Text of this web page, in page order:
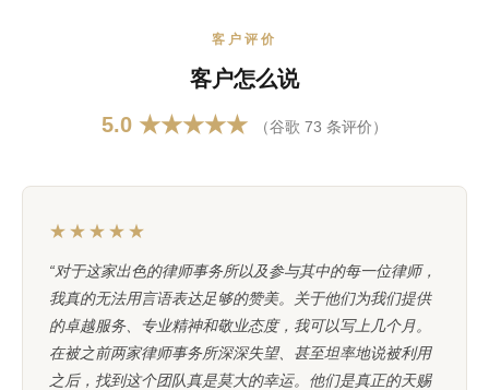
客户评价
客户怎么说
5.0 ★★★★★
（谷歌 73 条评价）
★★★★★
“对于这家出色的律师事务所以及参与其中的每一位律师，
我真的无法用言语表达足够的赞美。关于他们为我们提供
的卓越服务、专业精神和敬业态度，我可以写上几个月。
在被之前两家律师事务所深深失望、甚至坦率地说被利用
之后，找到这个团队真是莫大的幸运。他们是真正的天赐